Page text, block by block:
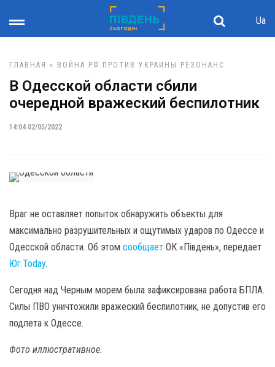
Ua
ГЛАВНАЯ » ВОЙНА РФ ПРОТИВ УКРАИНЫ РЕЗОНАНС
В Одесской области сбили
очередной вражеский беспилотник
14:04 02/05/2022
Враг не оставляет попыток обнаружить объекты для
максимально разрушительных и ощутимых ударов по Одессе и
Одесской области. Об этом сообщает ОК «Південь», передает
Юг.Today.
Сегодня над Черным морем была зафиксирована работа БПЛА.
Силы ПВО уничтожили вражеский беспилотник, не допустив его
подлета к Одессе.
Фото иллюстративное.